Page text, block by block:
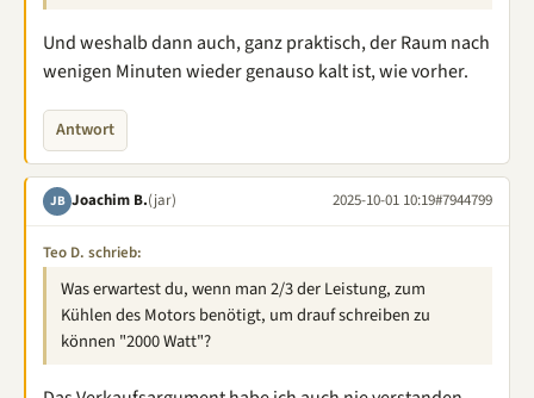
Und weshalb dann auch, ganz praktisch, der Raum nach
wenigen Minuten wieder genauso kalt ist, wie vorher.
Antwort
JB Joachim B.(jar) 2025-10-01 10:19#7944799
Teo D. schrieb:
Was erwartest du, wenn man 2/3 der Leistung, zum
Kühlen des Motors benötigt, um drauf schreiben zu
können "2000 Watt"?